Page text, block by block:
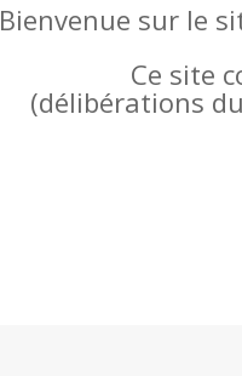
Bienvenue sur le
Ce site
(délibérations